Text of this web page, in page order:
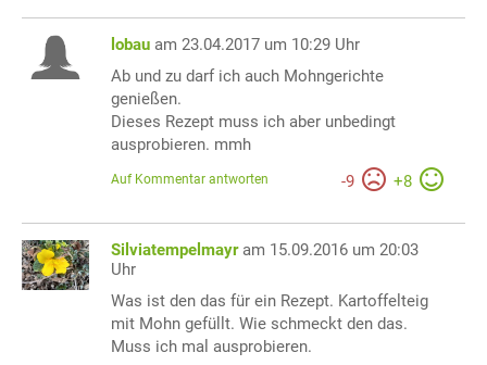
lobau am 23.04.2017 um 10:29 Uhr
Ab und zu darf ich auch Mohngerichte
genießen.
Dieses Rezept muss ich aber unbedingt
ausprobieren. mmh
-9 +8
Auf Kommentar antworten
Silviatempelmayr am 15.09.2016 um 20:03
Uhr
Was ist den das für ein Rezept. Kartoffelteig
mit Mohn gefüllt. Wie schmeckt den das.
Muss ich mal ausprobieren.